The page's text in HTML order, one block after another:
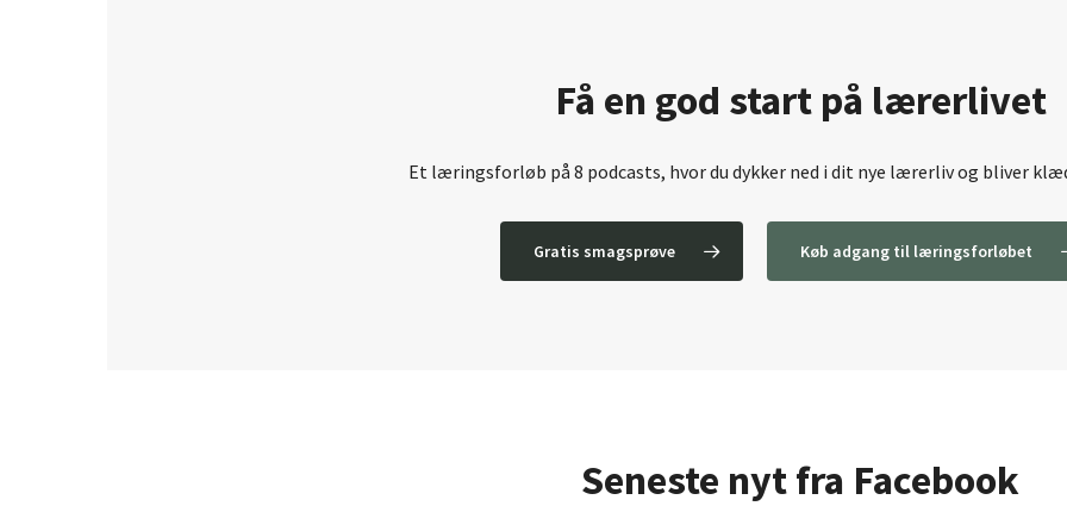
Få en god start på lærerlivet
Et læringsforløb på 8 podcasts, hvor du dykker ned i dit nye lærerliv og bliver
Gratis smagsprøve Køb adgang til læringsforløbet
Seneste nyt fra Facebook